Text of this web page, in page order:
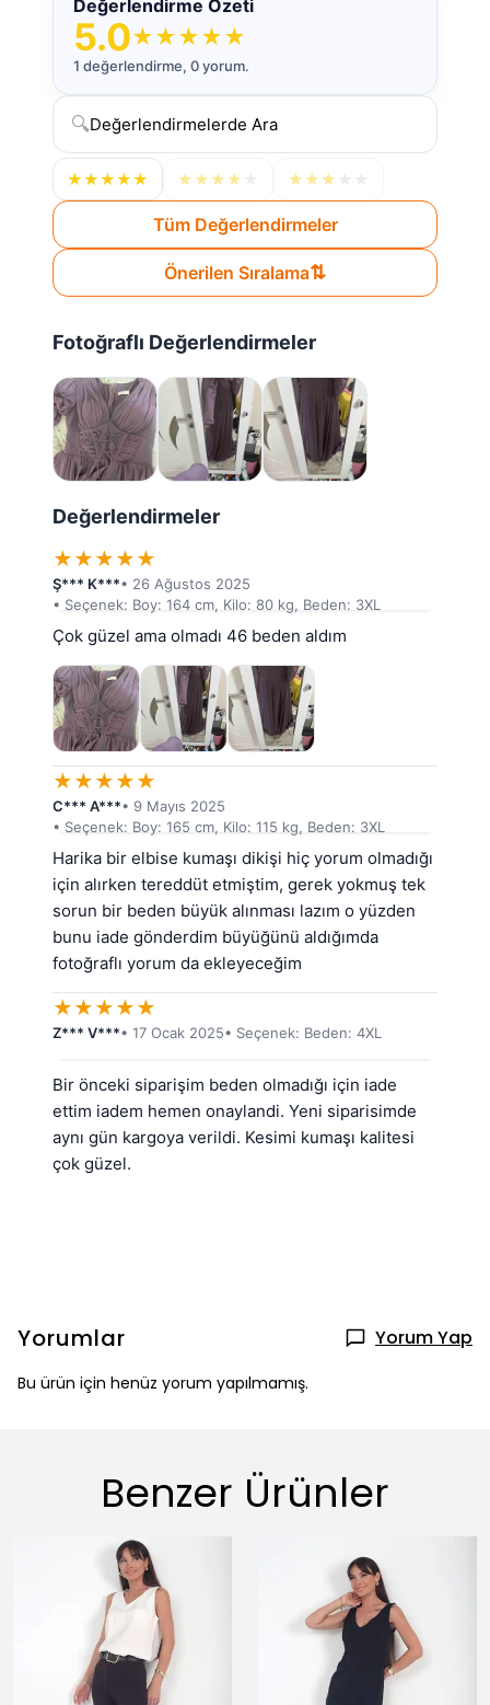
Değerlendirme Özeti
5.0★★★★★
1 değerlendirme, 0 yorum.
🔍
★★★★★ ★ ★ ★ ★ ★ ★ ★
Tüm Değerlendirmeler
Önerilen Sıralama⇅
Fotoğraflı Değerlendirmeler
Değerlendirmeler
★★★★★
Ş*** K***• 26 Ağustos 2025
• Seçenek: Boy: 164 cm, Kilo: 80 kg, Beden: 3XL
Çok güzel ama olmadı 46 beden aldım
★★★★★
C*** A***• 9 Mayıs 2025
• Seçenek: Boy: 165 cm, Kilo: 115 kg, Beden: 3XL
Harika bir elbise kumaşı dikişi hiç yorum olmadığı
için alırken tereddüt etmiştim, gerek yokmuş tek
sorun bir beden büyük alınması lazım o yüzden
bunu iade gönderdim büyüğünü aldığımda
fotoğraflı yorum da ekleyeceğim
★★★★★
Z*** V***• 17 Ocak 2025• Seçenek: Beden: 4XL
Bir önceki siparişim beden olmadığı için iade
ettim iadem hemen onaylandi. Yeni siparisimde
aynı gün kargoya verildi. Kesimi kumaşı kalitesi
çok güzel.
Yorumlar Yorum Yap
Bu ürün için henüz yorum yapılmamış.
Benzer Ürünler